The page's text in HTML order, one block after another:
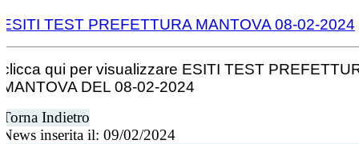
ESITI TEST PREFETTURA MANTOVA 08-02-2024
clicca qui per visualizzare ESITI TEST
MANTOVA DEL 08-02-2024
Torna Indietro
News inserita il: 09/02/2024